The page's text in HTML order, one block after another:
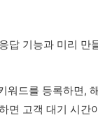
답 기능과 미리 만
워드를 등록하면,
면 고객 대기 시간